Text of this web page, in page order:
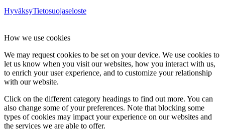
HyväksyTietosuojaseloste
How we use cookies
We may request cookies to be set on your device. We use cookies to
let us know when you visit our websites, how you interact with us,
to enrich your user experience, and to customize your relationship
with our website.
Click on the different category headings to find out more. You can
also change some of your preferences. Note that blocking some
types of cookies may impact your experience on our websites and
the services we are able to offer.